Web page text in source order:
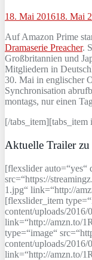
18. Mai 201618. Mai
Auf Amazon Prime
Dramaserie Preacher.
Großbritannien und
Mitgliedern in
30. Mai in englischer
Synchronisation
montags, nur einen
[/
Aktuelle Trailer zu
[flexslider auto=“yes“
src=“https://
1.jpg“ link=“http://
[flexslider_item
content/uploads/2016/
link=“http://amzn.to/
type=“image“
content/uploads/2016/
link=“http://amzn.to/